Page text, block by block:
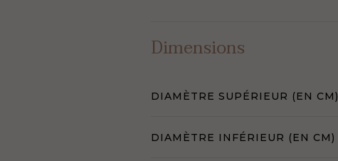
Dimensions
DIAMÈTRE SUPÉRIEUR (EN CM)
DIAMÈTRE INFÉRIEUR (EN CM)